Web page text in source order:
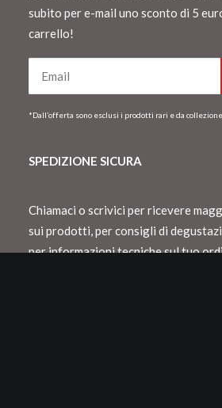
subito per e-mail uno sconto di 5
carrello!
*Dall’offerta sono esclusi i prodotti rari e da collezione
SPEDIZIONE SICURA
Chiamaci o scrivici per ricevere
sui prodotti, per consigli di
per informazioni tecniche sul tuo